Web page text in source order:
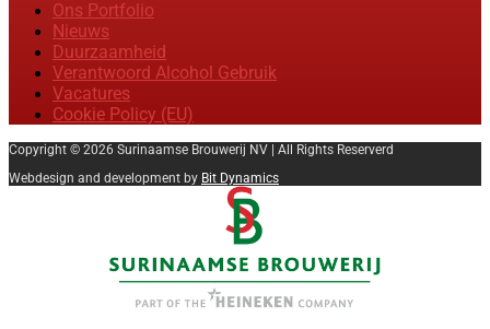
Ons Portfolio
Nieuws
Duurzaamheid
Verantwoord Alcohol Gebruik
Vacatures
Cookie Policy (EU)
Copyright © 2026 Surinaamse Brouwerij NV | All Rights Reserverd
Webdesign and development by Bit Dynamics